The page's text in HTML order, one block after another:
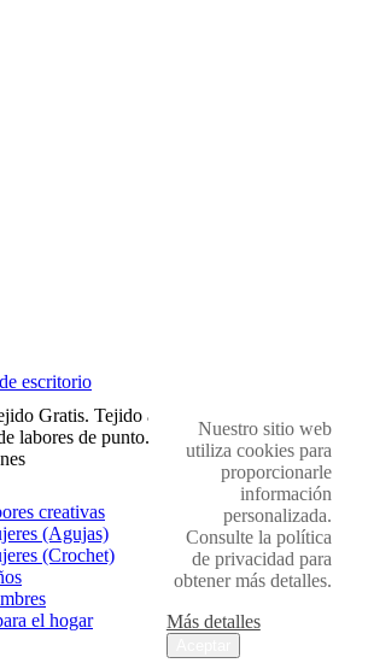
escritorio
Gratis. Tejido a dos agujas y
labores de punto. Muestras,
creativas
(Agujas)
(Crochet)
el hogar
Nuestro sitio web
utiliza cookies para
proporcionarle
información
personalizada.
Consulte la política
de privacidad para
obtener más detalles.
Más detalles